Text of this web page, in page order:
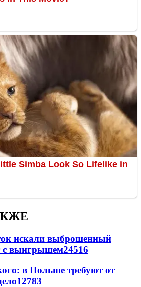
искали выброшенный
с выигрышем24516
в Польше требуют от
12783